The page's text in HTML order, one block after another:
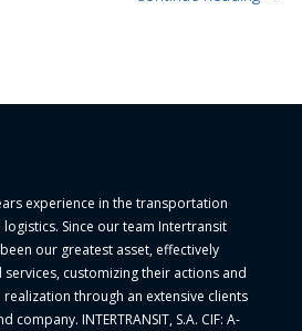
experience in the transportation
Since our team Intertransit
our greatest asset, effectively
customizing their actions and
through an extensive clients
INTERTRANSIT, S.A. CIF: A-